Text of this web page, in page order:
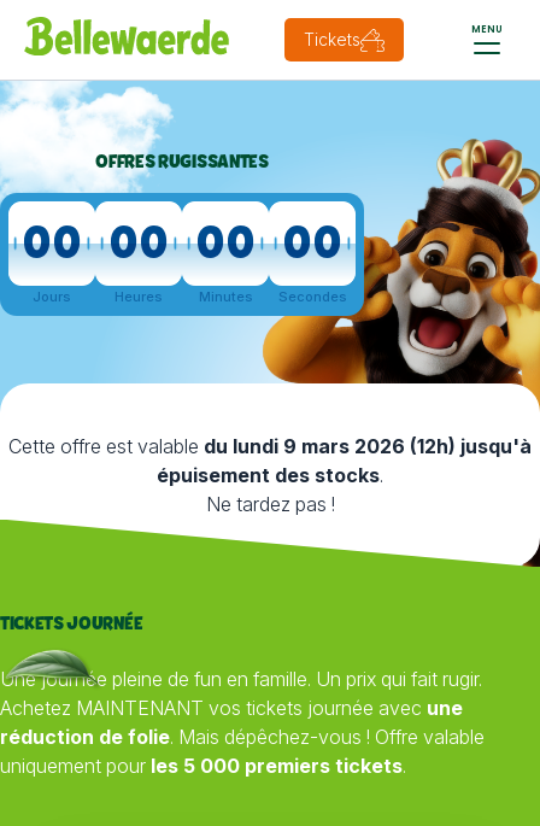
Tickets MENU
OFFRES RUGISSANTES
0
Secondes
restant
00
Jours
00
Heures
00
Minutes
00
Secondes
Cette offre est valable du lundi 9 mars 2026 (12h) jusqu'à
épuisement des stocks.
Ne tardez pas !
TICKETS JOURNÉE
Une journée pleine de fun en famille. Un prix qui fait rugir.
Achetez MAINTENANT vos tickets journée avec une
réduction de folie. Mais dépêchez-vous ! Offre valable
uniquement pour les 5 000 premiers tickets.